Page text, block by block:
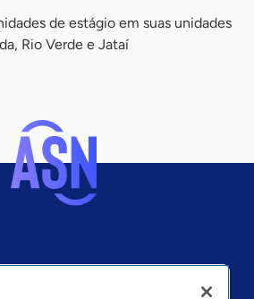
de estágio em suas unidades
Rio Verde e Jataí